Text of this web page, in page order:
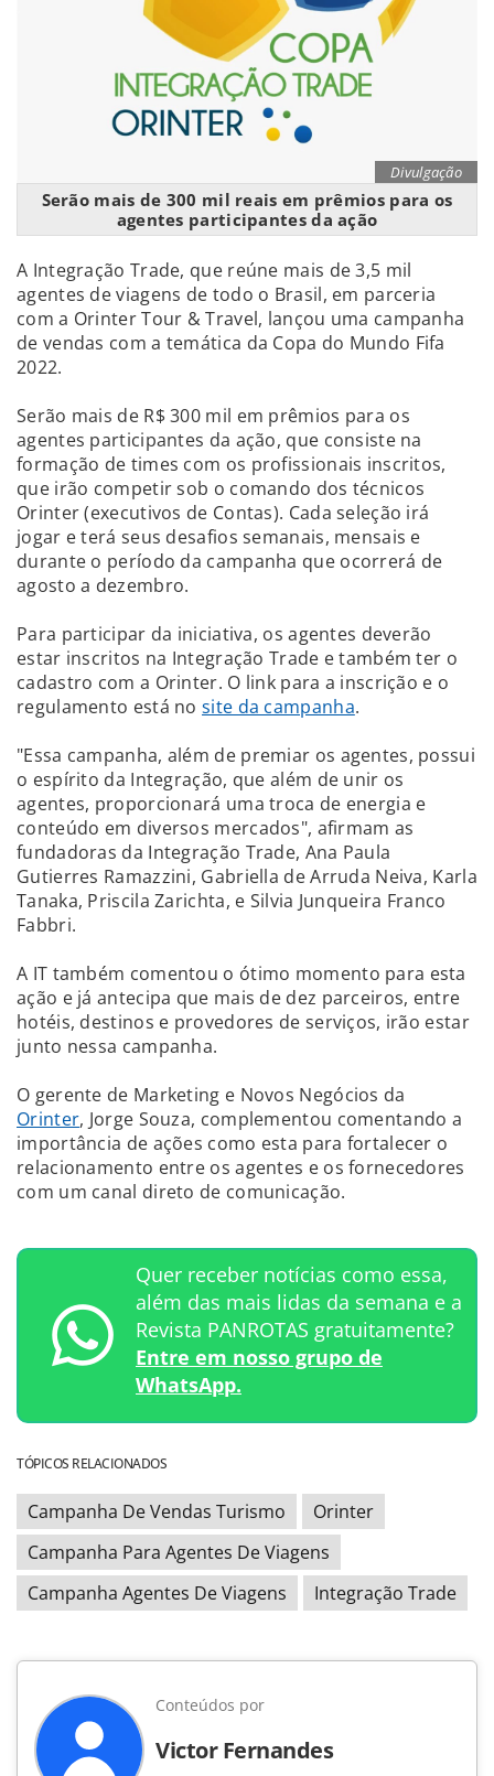
Divulgação
Serão mais de 300 mil reais em prêmios para os
agentes participantes da ação
A Integração Trade, que reúne mais de 3,5 mil
agentes de viagens de todo o Brasil, em parceria
com a Orinter Tour & Travel, lançou uma campanha
de vendas com a temática da Copa do Mundo Fifa
2022.
Serão mais de R$ 300 mil em prêmios para os
agentes participantes da ação, que consiste na
formação de times com os profissionais inscritos,
que irão competir sob o comando dos técnicos
Orinter (executivos de Contas). Cada seleção irá
jogar e terá seus desafios semanais, mensais e
durante o período da campanha que ocorrerá de
agosto a dezembro.
Para participar da iniciativa, os agentes deverão
estar inscritos na Integração Trade e também ter o
cadastro com a Orinter. O link para a inscrição e o
regulamento está nosite da campanha.
"Essa campanha, além de premiar os agentes, possui
o espírito da Integração, que além de unir os
agentes, proporcionará uma troca de energia e
conteúdo em diversos mercados", afirmam as
fundadoras da Integração Trade, Ana Paula
Gutierres Ramazzini, Gabriella de Arruda Neiva, Karla
Tanaka, Priscila Zarichta, e Silvia Junqueira Franco
Fabbri.
A IT também comentou o ótimo momento para esta
ação e já antecipa que mais de dez parceiros, entre
hotéis, destinos e provedores de serviços, irão estar
junto nessa campanha.
O gerente de Marketing e Novos Negócios da
Orinter, Jorge Souza, complementou comentando a
importância de ações como esta para fortalecer o
relacionamento entre os agentes e os fornecedores
com um canal direto de comunicação.
Quer receber notícias como essa,
além das mais lidas da semana e a
Revista PANROTAS gratuitamente?
Entre em nosso grupo de
WhatsApp.
TÓPICOS RELACIONADOS
Campanha De Vendas Turismo
Orinter
Campanha Para Agentes De Viagens
Campanha Agentes De Viagens
Integração Trade
Conteúdos por
Victor Fernandes